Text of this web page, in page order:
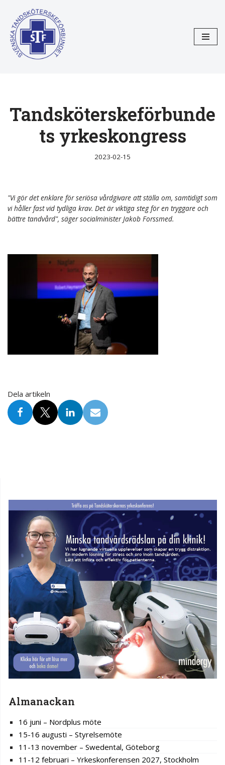
Hoppa
till
innehåll
Tandsköterskeförbunde
ts yrkeskongress
2023-02-15
"Vi gör det enklare för seriösa vårdgivare att ställa om, samtidigt som
vi håller fast vid tydliga krav. Det är viktiga steg för en tryggare och
bättre tandvård", säger socialminister Jakob Forssmed.
Dela artikeln
Almanackan
16 juni – Nordplus möte
15-16 augusti – Styrelsemöte
11-13 november – Swedental, Göteborg
11-12 februari – Yrkeskonferensen 2027, Stockholm